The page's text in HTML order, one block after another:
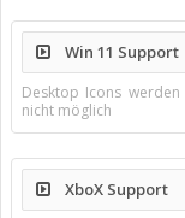
Win 11 Support
Desktop Icons
nicht möglich
XboX Support